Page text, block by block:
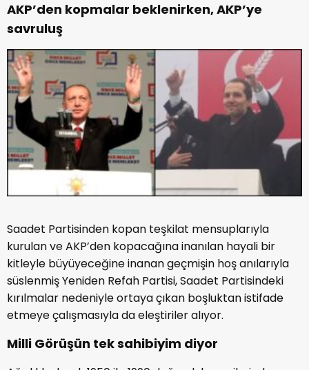
AKP’den kopmalar beklenirken, AKP’ye
savruluş
Saadet Partisinden kopan teşkilat mensuplarıyla
kurulan ve AKP’den kopacağına inanılan hayali bir
kitleyle büyüyeceğine inanan geçmişin hoş anılarıyla
süslenmiş Yeniden Refah Partisi, Saadet Partisindeki
kırılmalar nedeniyle ortaya çıkan boşluktan istifade
etmeye çalışmasıyla da eleştiriler alıyor.
Milli Görüşün tek sahibiyim diyor